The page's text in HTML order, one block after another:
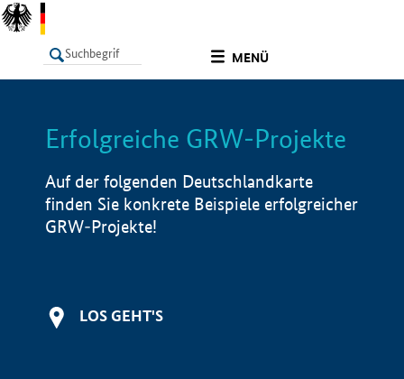
MENÜ
LISTE Info
Erfolgreiche GRW-Projekte
Auf der folgenden Deutschlandkarte
finden Sie konkrete Beispiele erfolgreicher
GRW-Projekte!
LOS GEHT'S